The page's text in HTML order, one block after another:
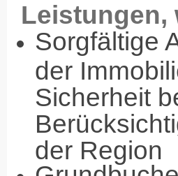
Leistungen,
Sorgfältige
der
Sicherheit
der Region